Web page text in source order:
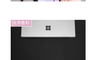
技术教程